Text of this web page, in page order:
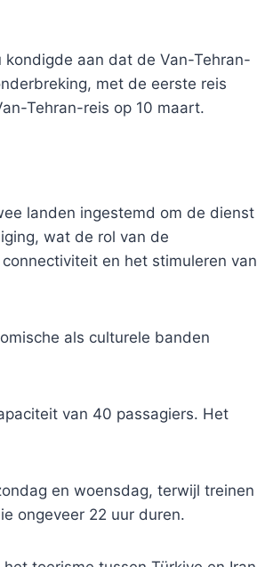
aan dat de Van-Tehran-
met de eerste reis
Tehran-reis op 10 maart.
landen ingestemd om de dienst
wat de rol van de
en het stimuleren van
als culturele banden
van 40 passagiers. Het
en woensdag, terwijl treinen
ongeveer 22 uur duren.